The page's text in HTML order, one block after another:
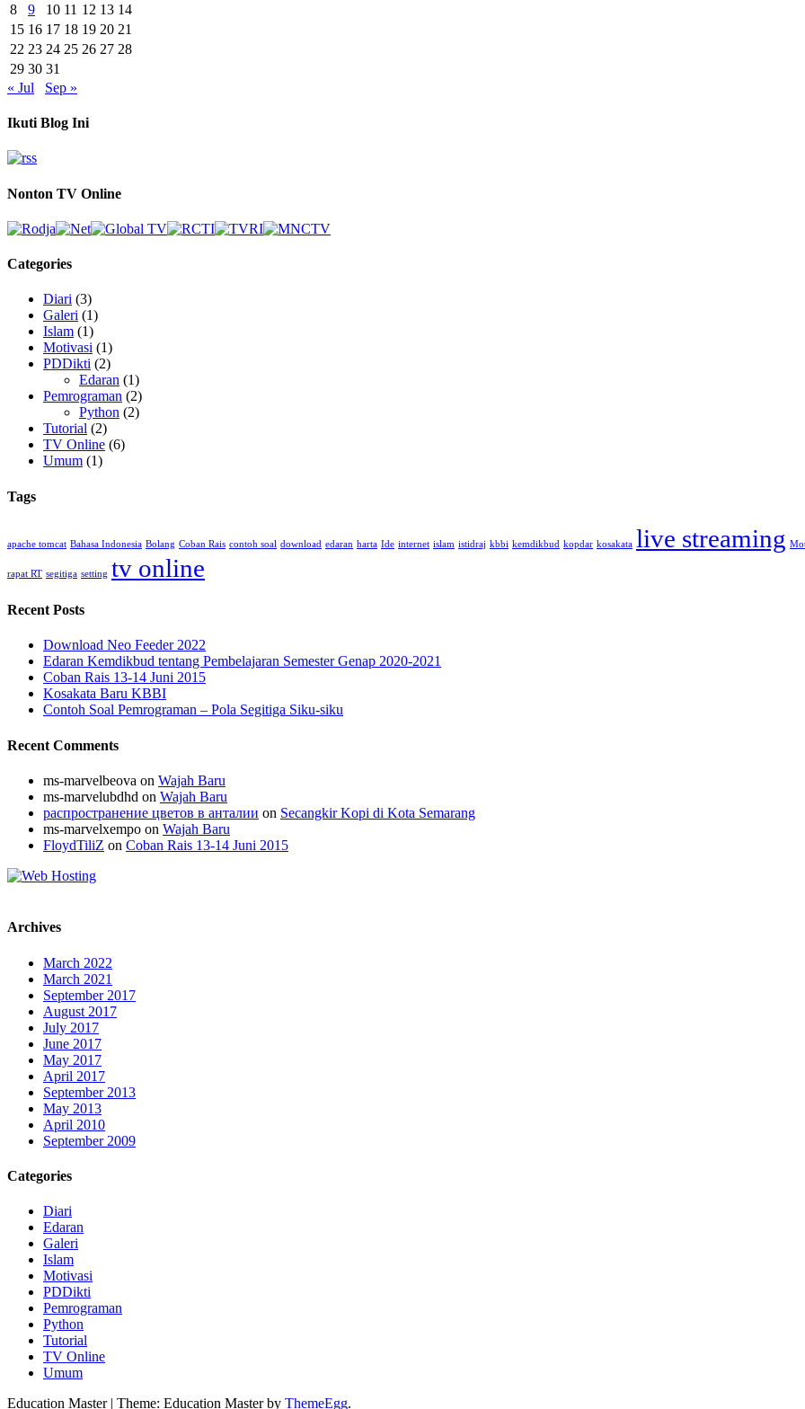
8
9 10 11 12 13 14
15 16 17 18 19 20 21
22 23 24 25 26 27 28
29 30 31
« Jul
Sep »
Ikuti Blog Ini
Nonton TV Online
Categories
Diari (3)
Galeri (1)
Islam (1)
Motivasi (1)
PDDikti (2)
Edaran (1)
Pemrograman (2)
Python (2)
Tutorial (2)
TV Online (6)
Umum (1)
Tags
apache tomcat Bahasa Indonesia Bolang Coban Rais contoh soal download edaran harta Ide internet islam istidraj kbbi kemdikbud kopdar kosakata live streaming
rapat RT segitiga setting tv online
Recent Posts
Download Neo Feeder 2022
Edaran Kemdikbud tentang Pembelajaran Semester Genap 2020-2021
Coban Rais 13-14 Juni 2015
Kosakata Baru KBBI
Contoh Soal Pemrograman – Pola Segitiga Siku-siku
Recent Comments
ms-marvelbeova on Wajah Baru
ms-marvelubdhd on Wajah Baru
распространение цветов в анталии on Secangkir Kopi di Kota Semarang
ms-marvelxempo on Wajah Baru
FloydTiliZ on Coban Rais 13-14 Juni 2015
Archives
March 2022
March 2021
September 2017
August 2017
July 2017
June 2017
May 2017
April 2017
September 2013
May 2013
April 2010
September 2009
Categories
Diari
Edaran
Galeri
Islam
Motivasi
PDDikti
Pemrograman
Python
Tutorial
TV Online
Umum
Education Master | Theme: Education Master by ThemeEgg.